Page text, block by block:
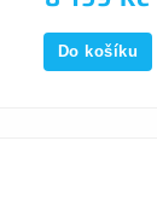
Do košíku